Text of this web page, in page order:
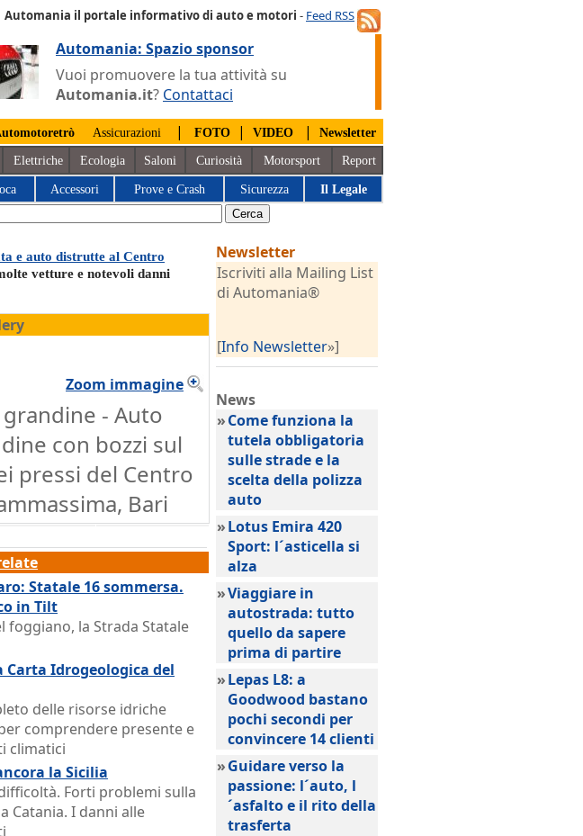
Automania il portale informativo di auto e motori - Feed RSS
Automania: Spazio sponsor
Vuoi promuovere la tua attività su
Automania.it? Contattaci
Assicurazioni | FOTO | VIDEO | Newsletter
Elettriche Ecologia Saloni Curiosità Motorsport Report
Accessori Prove e Crash Sicurezza Il Legale
e auto distrutte al Centro
vetture e notevoli danni
Zoom immagine
- Auto
con bozzi sul
pressi del Centro
Bari
Statale 16 sommersa.
in Tilt
foggiano, la Strada Statale
Carta Idrogeologica del
delle risorse idriche
comprendere presente e
climatici
la Sicilia
Forti problemi sulla
Catania. I danni alle
Newsletter
Iscriviti alla Mailing List
di Automania®
[Info Newsletter»]
News
»Come funziona la
tutela obbligatoria
sulle strade e la
scelta della polizza
auto
»Lotus Emira 420
Sport: l´asticella si
alza
»Viaggiare in
autostrada: tutto
quello da sapere
prima di partire
»Lepas L8: a
Goodwood bastano
pochi secondi per
convincere 14 clienti
»Guidare verso la
passione: l´auto, l
´asfalto e il rito della
trasferta